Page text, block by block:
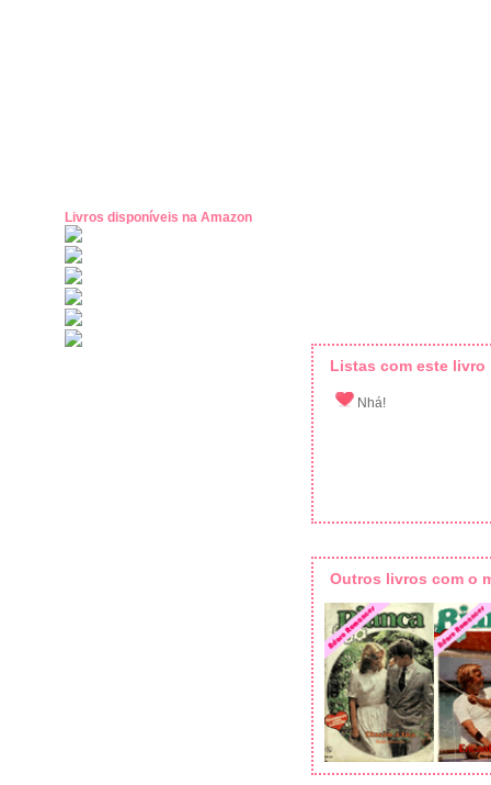
Livros disponíveis na Amazon
Listas com este livro
Nhá!
Outros livros com o